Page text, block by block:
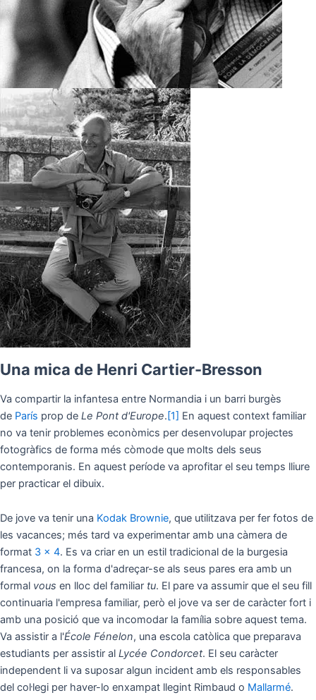
Una mica de Henri Cartier-Bresson
Va compartir la infantesa entre Normandia i un barri burgès
de París prop de Le Pont d'Europe. [1] En aquest context familiar
no va tenir problemes econòmics per desenvolupar projectes
fotogràfics de forma més còmode que molts dels seus
contemporanis. En aquest període va aprofitar el seu temps lliure
per practicar el dibuix.
De jove va tenir una Kodak Brownie, que utilitzava per fer fotos de
les vacances; més tard va experimentar amb una càmera de
format 3 × 4. Es va criar en un estil tradicional de la burgesia
francesa, on la forma d'adreçar-se als seus pares era amb un
formal vous en lloc del familiar tu. El pare va assumir que el seu fill
continuaria l'empresa familiar, però el jove va ser de caràcter fort i
amb una posició que va incomodar la família sobre aquest tema.
Va assistir a l'École Fénelon, una escola catòlica que preparava
estudiants per assistir al Lycée Condorcet. El seu caràcter
independent li va suposar algun incident amb els responsables
del col·legi per haver-lo enxampat llegint Rimbaud o Mallarmé.